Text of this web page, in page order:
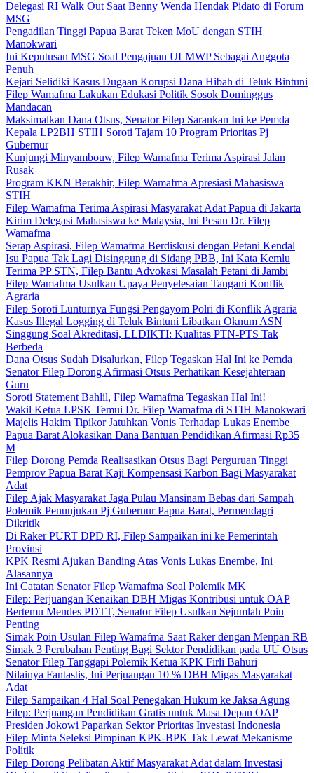
Delegasi RI Walk Out Saat Benny Wenda Hendak Pidato di Forum
MSG
Pengadilan Tinggi Papua Barat Teken MoU dengan STIH
Manokwari
Ini Keputusan MSG Soal Pengajuan ULMWP Sebagai Anggota
Penuh
Kejari Selidiki Kasus Dugaan Korupsi Dana Hibah di Teluk Bintuni
Filep Wamafma Lakukan Edukasi Politik Sosok Dominggus
Mandacan
Maksimalkan Dana Otsus, Senator Filep Sarankan Ini ke Pemda
Kepala LP2BH STIH Soroti Tajam 10 Program Prioritas Pj
Gubernur
Kunjungi Minyambouw, Filep Wamafma Terima Aspirasi Jalan
Rusak
Program KKN Berakhir, Filep Wamafma Apresiasi Mahasiswa
STIH
Filep Wamafma Terima Aspirasi Masyarakat Adat Papua di Jakarta
Kirim Delegasi Mahasiswa ke Malaysia, Ini Pesan Dr. Filep
Wamafma
Serap Aspirasi, Filep Wamafma Berdiskusi dengan Petani Kendal
Isu Papua Tak Lagi Disinggung di Sidang PBB, Ini Kata Kemlu
Terima PP STN, Filep Bantu Advokasi Masalah Petani di Jambi
Filep Wamafma Usulkan Upaya Penyelesaian Tangani Konflik
Agraria
Filep Soroti Lunturnya Fungsi Pengayom Polri di Konflik Agraria
Kasus Illegal Logging di Teluk Bintuni Libatkan Oknum ASN
Singgung Soal Akreditasi, LLDIKTI: Kualitas PTN-PTS Tak
Berbeda
Dana Otsus Sudah Disalurkan, Filep Tegaskan Hal Ini ke Pemda
Senator Filep Dorong Afirmasi Otsus Perhatikan Kesejahteraan
Guru
Soroti Statement Bahlil, Filep Wamafma Tegaskan Hal Ini!
Wakil Ketua LPSK Temui Dr. Filep Wamafma di STIH Manokwari
Majelis Hakim Tipikor Jatuhkan Vonis Terhadap Lukas Enembe
Papua Barat Alokasikan Dana Bantuan Pendidikan Afirmasi Rp35
M
Filep Dorong Pemda Realisasikan Otsus Bagi Perguruan Tinggi
Pemprov Papua Barat Kaji Kompensasi Karbon Bagi Masyarakat
Adat
Filep Ajak Masyarakat Jaga Pulau Mansinam Bebas dari Sampah
Polemik Penunjukan Pj Gubernur Papua Barat, Permendagri
Dikritik
Di Raker PURT DPD RI, Filep Sampaikan ini ke Pemerintah
Provinsi
KPK Resmi Ajukan Banding Atas Vonis Lukas Enembe, Ini
Alasannya
Ini Catatan Senator Filep Wamafma Soal Polemik MK
Filep: Perjuangan Kenaikan DBH Migas Kontribusi untuk OAP
Bertemu Mendes PDTT, Senator Filep Usulkan Sejumlah Poin
Penting
Simak Poin Usulan Filep Wamafma Saat Raker dengan Menpan RB
Simak 3 Perubahan Penting Bagi Sektor Pendidikan pada UU Otsus
Senator Filep Tanggapi Polemik Ketua KPK Firli Bahuri
Nilainya Fantastis, Ini Perjuangan 10 % DBH Migas Masyarakat
Adat
Filep Sampaikan 4 Hal Soal Penegakan Hukum ke Jaksa Agung
Filep: Perjuangan Pendidikan Gratis untuk Masa Depan OAP
Presiden Jokowi Paparkan Sektor Prioritas Investasi Indonesia
Filep Minta Seleksi Pimpinan KPK-BPK Tak Lewat Mekanisme
Politik
Filep Dorong Pelibatan Aktif Masyarakat Adat dalam Investasi